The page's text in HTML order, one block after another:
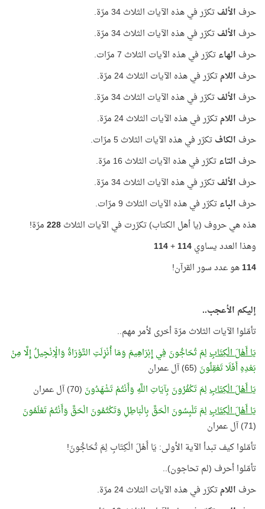
حرف الألفتكرّر في هذه الآيات الثلاث 34 مرّة.
حرف الألفتكرّر في هذه الآيات الثلاث 34 مرّة.
حرف الهاءتكرّر في هذه الآيات الثلاث 7 مرّات.
حرف اللامتكرّر في هذه الآيات الثلاث 24 مرّة.
حرف الألفتكرّر في هذه الآيات الثلاث 34 مرّة.
حرف اللامتكرّر في هذه الآيات الثلاث 24 مرّة.
حرف الكافتكرّر في هذه الآيات الثلاث 5 مرّات.
حرف التاءتكرّر في هذه الآيات الثلاث 16 مرّة.
حرف الألفتكرّر في هذه الآيات الثلاث 34 مرّة.
حرف الباءتكرّر في هذه الآيات الثلاث 9 مرّات.
هذه هي حروف (يا أهل الكتاب) تكرّرت في الآيات الثلاث228مرّة!
وهذا العدد يساوي114
+
114
114هو عدد سور القرآن!
إليكم الأعجب..
تأمّلوا الآيات الثلاث مرّة أخرى لأمر مهم..
يَا أَهْلَ الْكِتَابِلِمَ تُحَاجُّونَ فِي إِبْرَاهِيمَ وَمَا أُنْزِلَتِ التَّوْرَاةُ وَالْإِنْجِيلُ إِلَّا مِنْ
بَعْدِهِ أَفَلَا تَعْقِلُونَ (65) آل عمران
يَا أَهْلَ الْكِتَابِلِمَ تَكْفُرُونَ بِآيَاتِ اللَّهِ وَأَنْتُمْ تَشْهَدُونَ (70) آل عمران
يَا أَهْلَ الْكِتَابِلِمَ تَلْبِسُونَ الْحَقَّ بِالْبَاطِلِ وَتَكْتُمُونَ الْحَقَّ وَأَنْتُمْ تَعْلَمُونَ
(71) آل عمران
تأمّلوا كيف تبدأ الآية الأولى: يَا أَهْلَ الْكِتَابِ لِمَ تُحَاجُّونَ!
تأمّلوا أحرف (لم تحاجون)..
حرف اللامتكرّر في هذه الآيات الثلاث 24 مرّة.